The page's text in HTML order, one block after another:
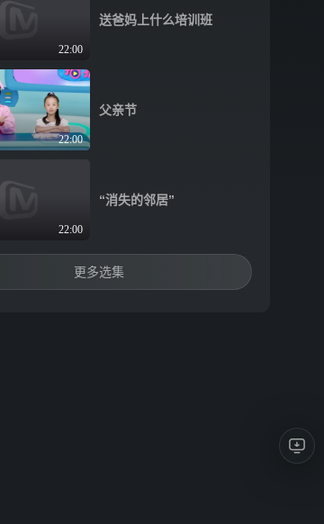
22:00
送爸妈上什么培训班
22:00
父亲节
22:00
“消失的邻居”
更多选集